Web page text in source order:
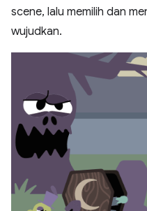
scene, lalu memilih dan
wujudkan.